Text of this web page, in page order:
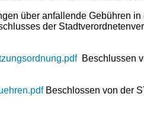
über anfallende Gebühren
der
Beschlussen
Beschlossen von der